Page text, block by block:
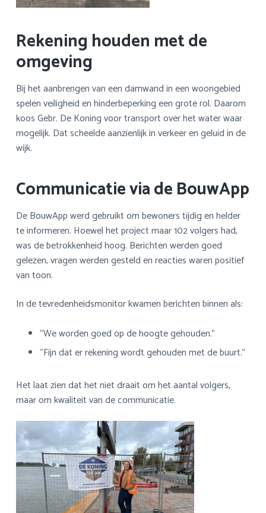
Rekening houden met de
omgeving
Bij het aanbrengen van een damwand in een woongebied
spelen veiligheid en hinderbeperking een grote rol. Daarom
koos Gebr. De Koning voor transport over het water waar
mogelijk. Dat scheelde aanzienlijk in verkeer en geluid in de
wijk.
Communicatie via de BouwApp
De BouwApp werd gebruikt om bewoners tijdig en helder
te informeren. Hoewel het project maar 102 volgers had,
was de betrokkenheid hoog. Berichten werden goed
gelezen, vragen werden gesteld en reacties waren positief
van toon.
In de tevredenheidsmonitor kwamen berichten binnen als:
“We worden goed op de hoogte gehouden.”
“Fijn dat er rekening wordt gehouden met de buurt.”
Het laat zien dat het niet draait om het aantal volgers,
maar om kwaliteit van de communicatie.